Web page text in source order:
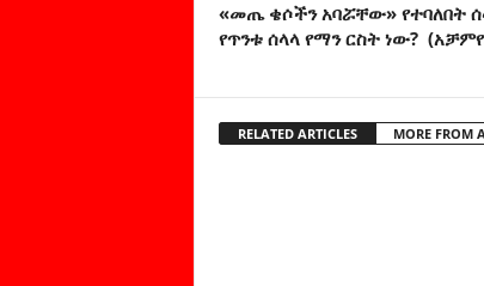
«መጤ ቄሶችን አባሯቸው» የተባለበት
የጥንቱ ሰላላ የማን ርስት ነው?
RELATED ARTICLES MORE FROM